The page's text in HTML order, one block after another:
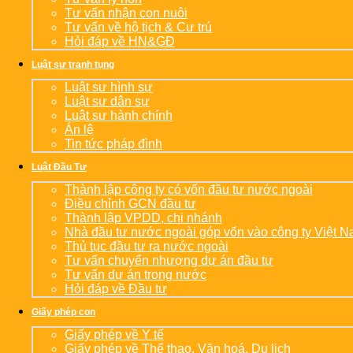
Tư vấn nhận con nuôi
Tư vấn về hộ tịch & Cư trú
Hỏi đáp về HN&GĐ
Luật sư tranh tụng
Luật sư hình sự
Luật sư dân sự
Luật sư hành chính
Án lệ
Tin tức pháp đình
Luật Đầu Tư
Thành lập công ty có vốn đầu tư nước ngoài
Điều chỉnh GCN đầu tư
Thành lập VPDD, chi nhánh
Nhà đầu tư nước ngoài góp vốn vào công ty Việt
Thủ tục đầu tư ra nước ngoài
Tư vấn chuyển nhượng dự án đầu tư
Tư vấn dự án trong nước
Hỏi đáp về Đầu tư
Giấy phép con
Giấy phép về Y tế
Giấy phép về Thể thao, Văn hoá, Du lịch